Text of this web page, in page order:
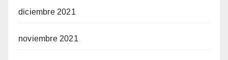
diciembre 2021
noviembre 2021